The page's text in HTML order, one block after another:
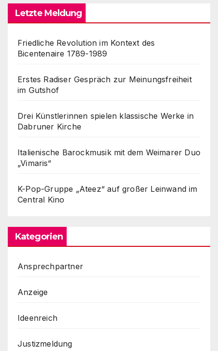
Letzte Meldung
Friedliche Revolution im Kontext des
Bicentenaire 1789-1989
Erstes Radiser Gespräch zur Meinungsfreiheit
im Gutshof
Drei Künstlerinnen spielen klassische Werke in
Dabruner Kirche
Italienische Barockmusik mit dem Weimarer Duo
„Vimaris“
K-Pop-Gruppe „Ateez“ auf großer Leinwand im
Central Kino
Kategorien
Ansprechpartner
Anzeige
Ideenreich
Justizmeldung